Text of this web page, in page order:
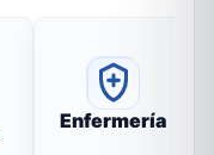
Enfermería